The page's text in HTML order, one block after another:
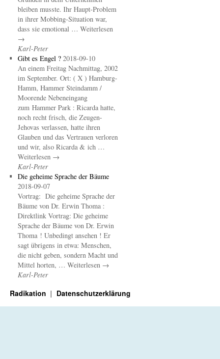
bleiben musste. Ihr Haupt-Problem
in ihrer Mobbing-Situation war,
dass sie emotional … Weiterlesen
→
Karl-Peter
Gibt es Engel ? 2018-09-10
An einem Freitag Nachmittag, 2002
im September. Ort: ( X ) Hamburg-
Hamm, Hammer Steindamm /
Moorende Nebeneingang
zum Hammer Park : Ricarda hatte,
noch recht frisch, die Zeugen-
Jehovas verlassen, hatte ihren
Glauben und das Vertrauen verloren
und wir, also Ricarda & ich …
Weiterlesen →
Karl-Peter
Die geheime Sprache der Bäume
2018-09-07
Vortrag: Die geheime Sprache der
Bäume von Dr. Erwin Thoma :
Direktlink Vortrag: Die geheime
Sprache der Bäume von Dr. Erwin
Thoma ! Unbedingt ansehen ! Er
sagt übrigens in etwa: Menschen,
die nicht geben, sondern Macht und
Mittel horten, … Weiterlesen →
Karl-Peter
Radikation Datenschutzerklärung